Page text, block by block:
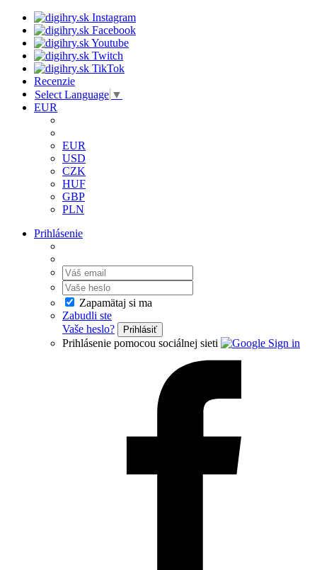
Recenzie
Select Language ▼
EUR
EUR
USD
CZK
HUF
GBP
PLN
Prihlásenie
Zapamätaj si ma
Zabudli ste
Vaše heslo?
Prihlásiť
Prihlásenie pomocou sociálnej sieti